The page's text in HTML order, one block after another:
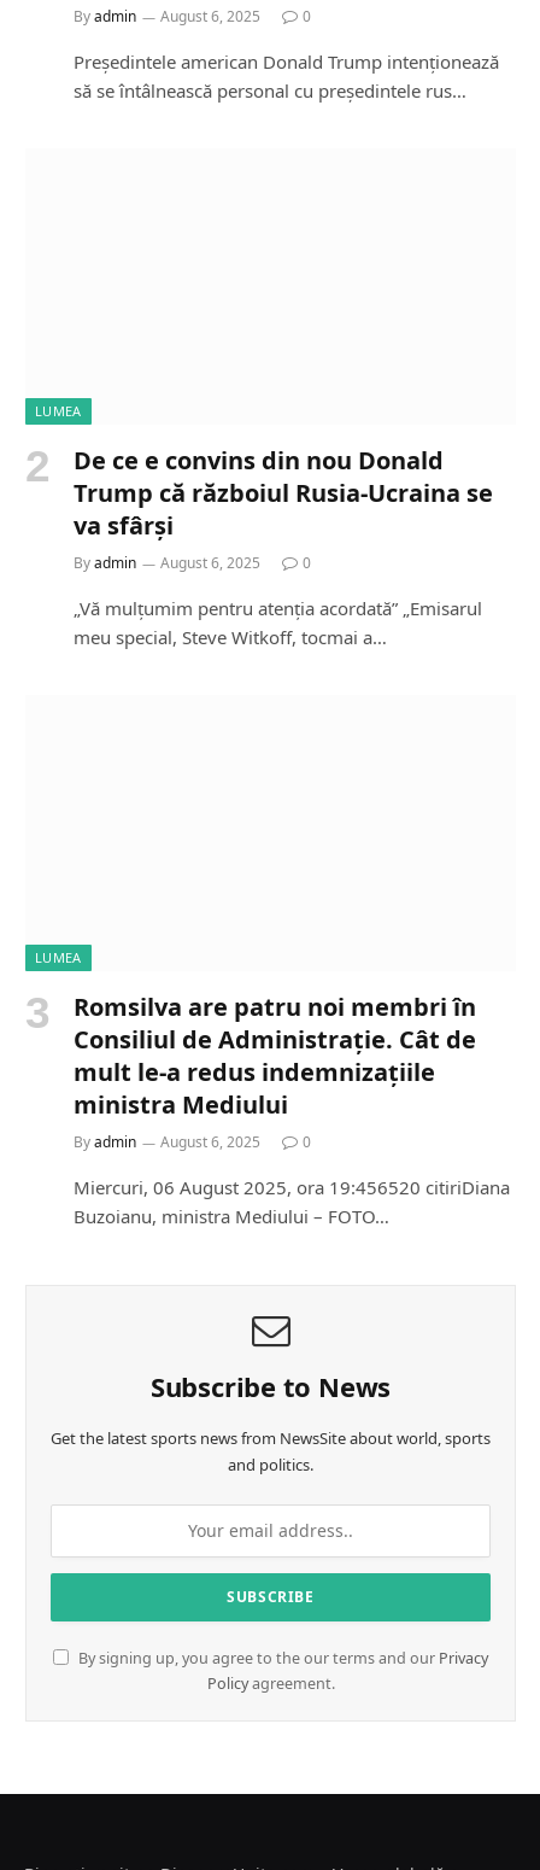
Byadmin August 6, 2025 0
Președintele american Donald Trump intenționează
să se întâlnească personal cu președintele rus…
LUMEA
De ce e convins din nou Donald
Trump că războiul Rusia-Ucraina se
va sfârși
Byadmin August 6, 2025 0
„Vă mulțumim pentru atenția acordată” „Emisarul
meu special, Steve Witkoff, tocmai a…
LUMEA
Romsilva are patru noi membri în
Consiliul de Administrație. Cât de
mult le-a redus indemnizațiile
ministra Mediului
Byadmin August 6, 2025 0
Miercuri, 06 August 2025, ora 19:456520 citiriDiana
Buzoianu, ministra Mediului – FOTO…
Subscribe to News
Get the latest sports news from NewsSite about world, sports
and politics.
By signing up, you agree to the our terms and our Privacy
Policyagreement.